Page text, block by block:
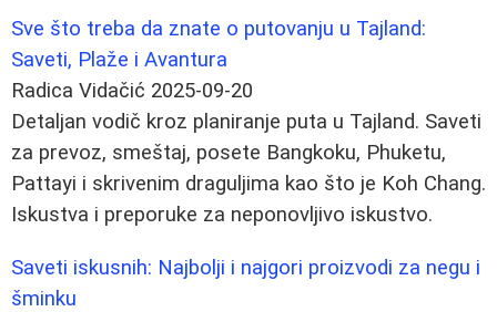
Sve što treba da znate o putovanju u Tajland:
Saveti, Plaže i Avantura
Radica Vidačić 2025-09-20
Detaljan vodič kroz planiranje puta u Tajland. Saveti
za prevoz, smeštaj, posete Bangkoku, Phuketu,
Pattayi i skrivenim draguljima kao što je Koh Chang.
Iskustva i preporuke za neponovljivo iskustvo.
Saveti iskusnih: Najbolji i najgori proizvodi za negu i
šminku